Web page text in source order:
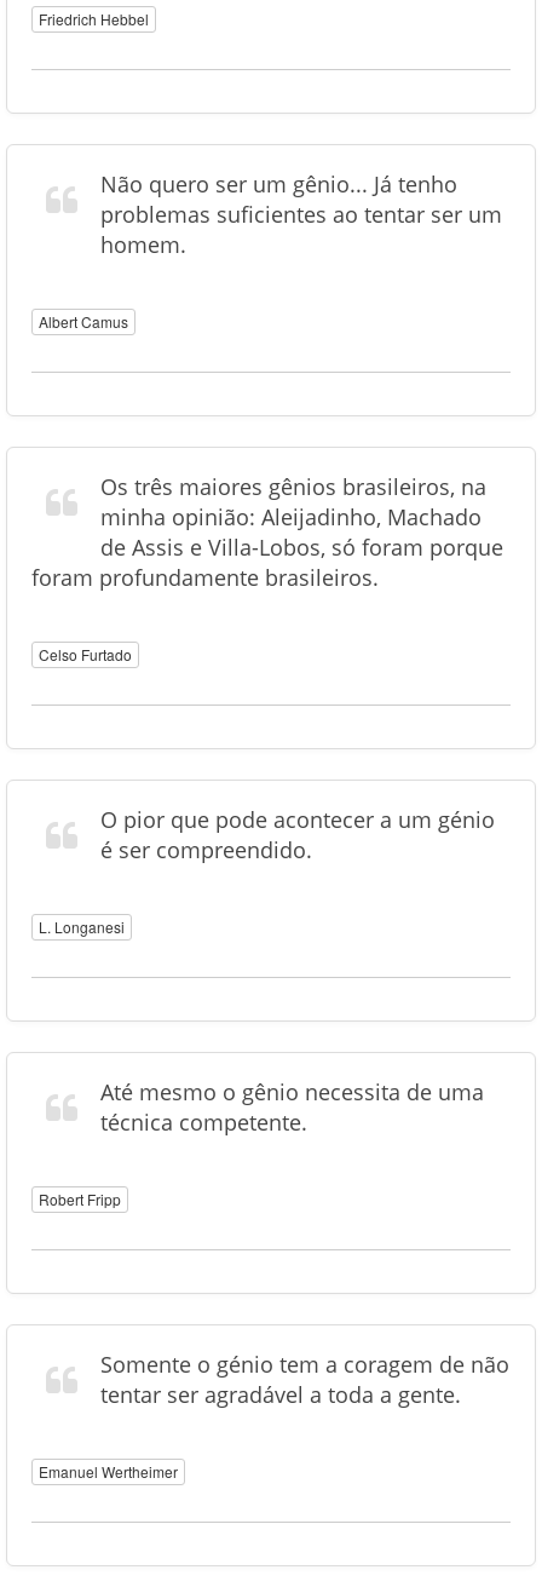
Friedrich Hebbel
Não quero ser um gênio... Já tenho
problemas suficientes ao tentar ser um
homem.
Albert Camus
Os três maiores gênios brasileiros, na
minha opinião: Aleijadinho, Machado
de Assis e Villa-Lobos, só foram porque
foram profundamente brasileiros.
Celso Furtado
O pior que pode acontecer a um génio
é ser compreendido.
L. Longanesi
Até mesmo o gênio necessita de uma
técnica competente.
Robert Fripp
Somente o génio tem a coragem de não
tentar ser agradável a toda a gente.
Emanuel Wertheimer